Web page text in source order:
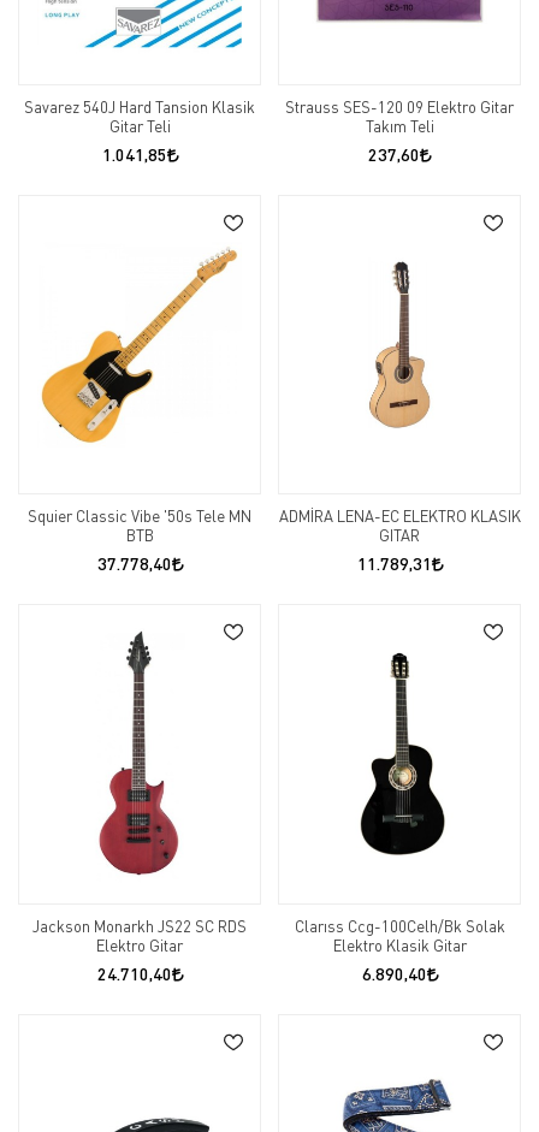
Savarez 540J Hard Tansion Klasik
Gitar Teli
1.041,85
Strauss SES-120 09 Elektro Gitar
Takım Teli
237,60
Squier Classic Vibe '50s Tele MN
BTB
37.778,40
ADMİRA LENA-EC ELEKTRO KLASIK
GITAR
11.789,31
Jackson Monarkh JS22 SC RDS
Elektro Gitar
24.710,40
Clarıss Ccg-100Celh/Bk Solak
Elektro Klasik Gitar
6.890,40